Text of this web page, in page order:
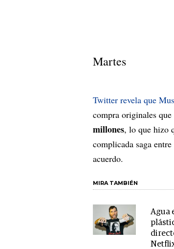
Martes
Twitter revela que
compra originales
millones, lo que hizo
complicada saga
acuerdo.
MIRA TAMBIÉN
Agua